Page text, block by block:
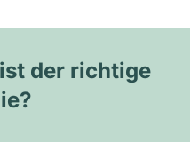
der richtige